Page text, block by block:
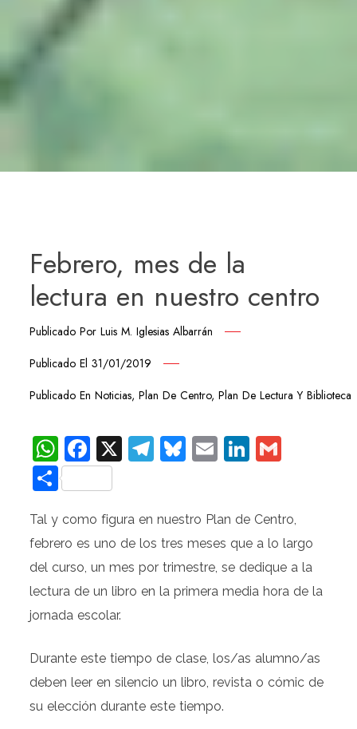
Febrero, mes de la
lectura en nuestro centro
Publicado PorLuis M. Iglesias Albarrán
Publicado El31/01/2019
Publicado EnNoticias,Plan De Centro,Plan De Lectura Y Biblioteca
WhatsApp
Facebook
X Telegram
Bluesky
EmailLinkedIn
Compartir
Tal y como figura en nuestro Plan de Centro,
febrero es uno de los tres meses que a lo largo
del curso, un mes por trimestre, se dedique a la
lectura de un libro en la primera media hora de la
jornada escolar.
Durante este tiempo de clase, los/as alumno/as
deben leer en silencio un libro, revista o cómic de
su elección durante este tiempo.